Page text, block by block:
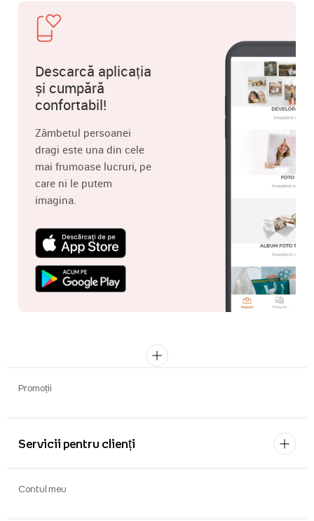
Descarcă aplicația
și cumpără
confortabil!
Zâmbetul persoanei
dragi este una din cele
mai frumoase lucruri, pe
care ni le putem
imagina.
Promoții
Servicii pentru clienți
Contul meu